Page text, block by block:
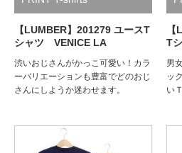
【LUMBER】201279 ユースT
シャツ VENICE LA
渋いおじさんがかっこ可愛い！カラ
ーバリエーションも豊富でどのおじ
さんにしようか迷わせます。
T
男
ッ
い